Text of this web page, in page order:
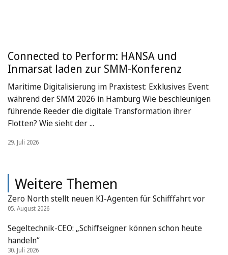
Connected to Perform: HANSA und
Inmarsat laden zur SMM-Konferenz
Maritime Digitalisierung im Praxistest: Exklusives Event
während der SMM 2026 in Hamburg Wie beschleunigen
führende Reeder die digitale Transformation ihrer
Flotten? Wie sieht der ...
29. Juli 2026
Weitere Themen
Zero North stellt neuen KI-Agenten für Schifffahrt vor
05. August 2026
Segeltechnik-CEO: „Schiffseigner können schon heute
handeln“
30. Juli 2026